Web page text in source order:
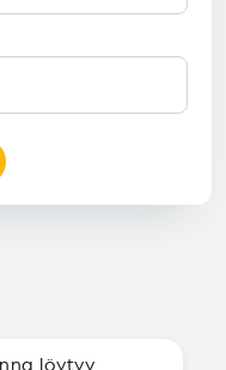
löytyy